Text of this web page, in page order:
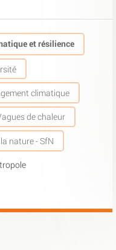
et résilience
climatique
de chaleur
nature - SfN